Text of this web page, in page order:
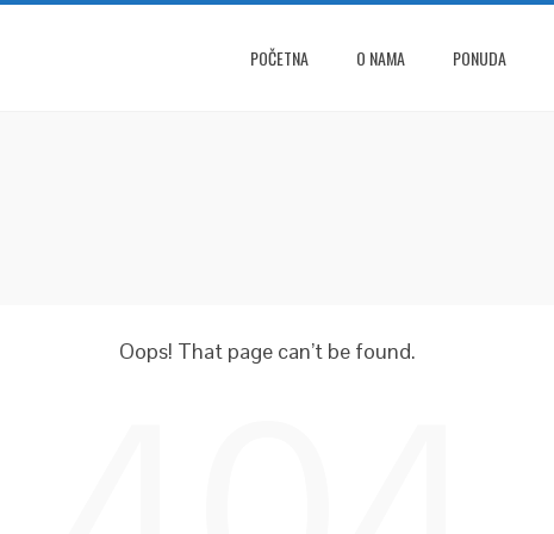
POČETNA O NAMA PONUDA
Oops! That page can’t be found.